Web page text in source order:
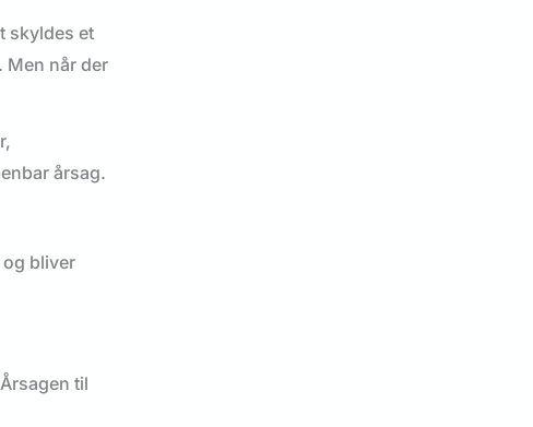
skyldes et
Men når der
årsag.
bliver
til